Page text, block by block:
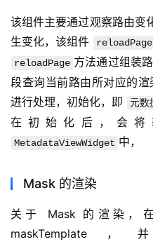
该组件主要通过观察路由变
生变化，该组件
reloadPage
reloadPage 方法通过组装
段查询当前路由所对应的
进行处理，初始化，即
元数
MetadataViewWidget 中，
Mask 的渲染
关于 Mask 的渲染，